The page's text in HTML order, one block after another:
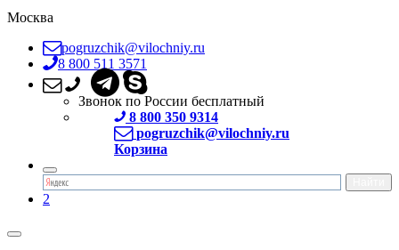
Москва
pogruzchik@vilochniy.ru
8 800 511 3571
Звонок по России бесплатный
8 800 350 9314
pogruzchik@vilochniy.ru
Корзина
2